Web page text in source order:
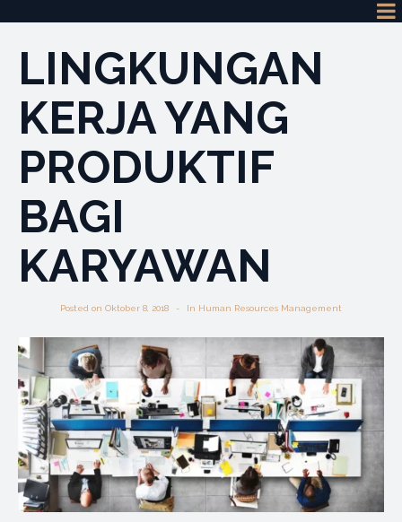
LINGKUNGAN
KERJA YANG
PRODUKTIF
BAGI
KARYAWAN
Posted on Oktober 8, 2018 In Human Resources Management